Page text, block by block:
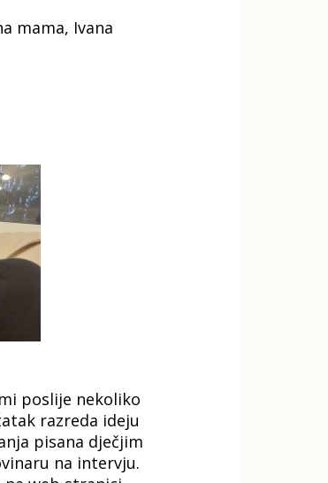
mama, Ivana
poslije nekoliko
razreda ideju
pisana dječjim
na intervju.